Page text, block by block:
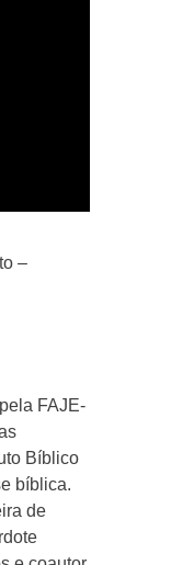
–
FAJE-
Bíblico
bíblica.
de